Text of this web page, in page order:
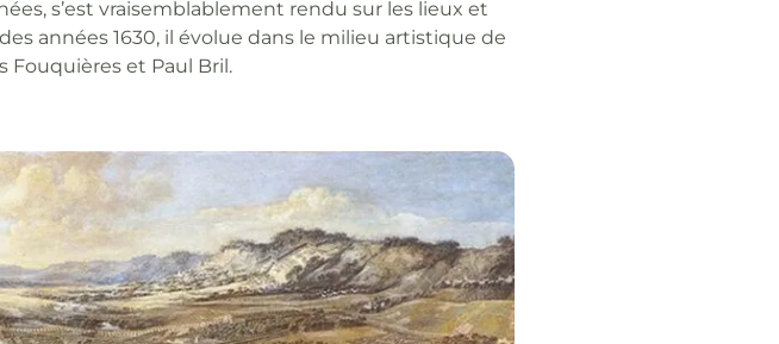
s’est vraisemblablement rendu sur les lieux et
années 1630, il évolue dans le milieu artistique de
Fouquières et Paul Bril.